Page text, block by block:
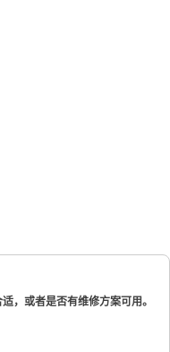
，或者是否有维修方案可用。